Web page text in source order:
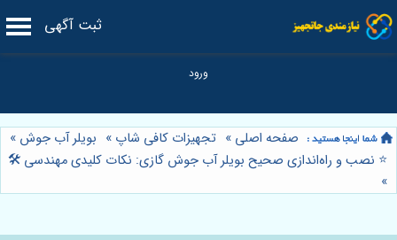
ثبت آگهی
صفحه اصلی » تجهیزات کافی شاپ » بویلر آب جوش »
⭐️ نصب و راه‌اندازی صحیح بویلر آب جوش گازی: نکات کلیدی مهندسی 🛠️
»